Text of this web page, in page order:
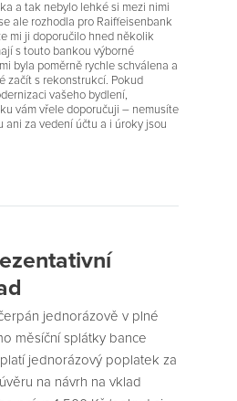
a tak nebylo lehké si mezi nimi
ale rozhodla pro Raiffeisenbank
mi ji doporučilo hned několik
s touto bankou výborné
byla poměrně rychle schválena a
začít s rekonstrukcí. Pokud
vašeho bydlení,
vám vřele doporučuji – nemusíte
ani za vedení účtu a i úroky jsou
jednorázově v plné
měsíční splátky bance
jednorázový poplatek za
na návrh na vklad